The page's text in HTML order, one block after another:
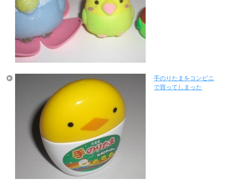
手のりたまをコンビニ
で買ってしまった